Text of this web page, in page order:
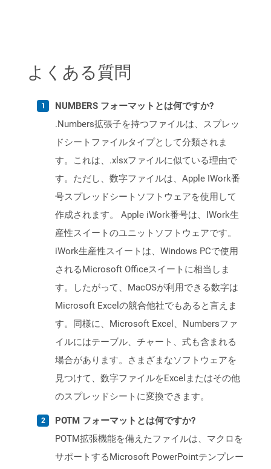
よくある質問
NUMBERS フォーマットとは何ですか?
.Numbers拡張子を持つファイルは、スプレッ
ドシートファイルタイプとして分類されま
す。これは、.xlsxファイルに似ている理由で
す。ただし、数字ファイルは、Apple IWork番
号スプレッドシートソフトウェアを使用して
作成されます。 Apple iWork番号は、IWork生
産性スイートのユニットソフトウェアです。
iWork生産性スイートは、Windows PCで使用
されるMicrosoft Officeスイートに相当しま
す。したがって、MacOSが利用できる数字は
Microsoft Excelの競合他社でもあると言えま
す。同様に、Microsoft Excel、Numbersファ
イルにはテーブル、チャート、式も含まれる
場合があります。さまざまなソフトウェアを
見つけて、数字ファイルをExcelまたはその他
のスプレッドシートに変換できます。
POTM フォーマットとは何ですか?
POTM拡張機能を備えたファイルは、マクロを
サポートするMicrosoft PowerPointテンプレー